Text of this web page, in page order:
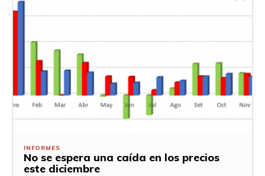
INFORMES
No se espera una caída en los precios
este diciembre